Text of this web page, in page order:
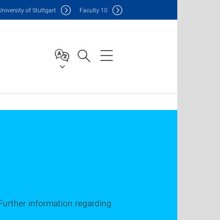
versity of Stuttgart Faculty 10
information regarding